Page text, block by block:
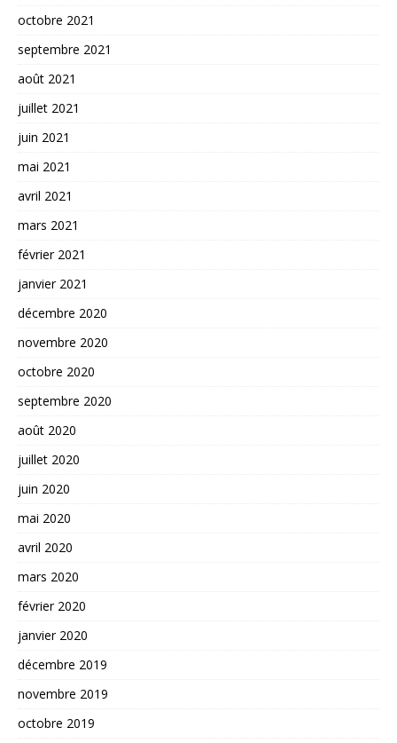
octobre 2021
septembre 2021
août 2021
juillet 2021
juin 2021
mai 2021
avril 2021
mars 2021
février 2021
janvier 2021
décembre 2020
novembre 2020
octobre 2020
septembre 2020
août 2020
juillet 2020
juin 2020
mai 2020
avril 2020
mars 2020
février 2020
janvier 2020
décembre 2019
novembre 2019
octobre 2019